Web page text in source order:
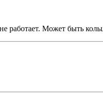
работает. Может быть